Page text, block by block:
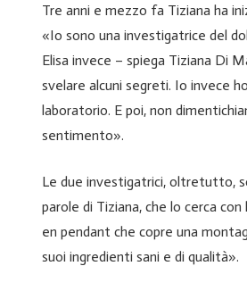
Tre anni e mezzo fa Tiziana ha
«Io sono una investigatrice del
Elisa invece – spiega Tiziana Di
svelare alcuni segreti. Io invece
laboratorio. E poi, non
sentimento».
Le due investigatrici, oltretutto,
parole di Tiziana, che lo cerca
en pendant che copre una
suoi ingredienti sani e di qualità».